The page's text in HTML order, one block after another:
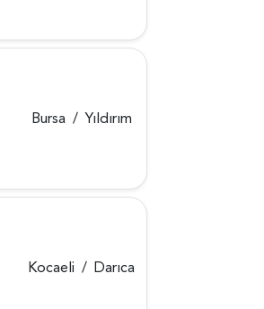
Bursa / Yıldırım
Kocaeli / Darıca